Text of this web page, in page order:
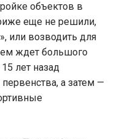
объектов в
еще не решили,
или возводить для
ждет большого
лет назад
а затем —